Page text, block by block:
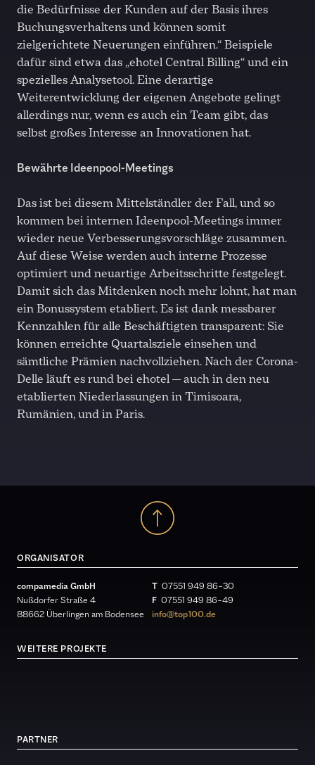
die Bedürfnisse der Kunden auf der Basis ihres
Buchungsverhaltens und können somit
zielgerichtete Neuerungen einführen.“ Beispiele
dafür sind etwa das „ehotel Central Billing“ und ein
spezielles Analysetool. Eine derartige
Weiterentwicklung der eigenen Angebote gelingt
allerdings nur, wenn es auch ein Team gibt, das
selbst großes Interesse an Innovationen hat.
Bewährte Ideenpool-Meetings
Das ist bei diesem Mittelständler der Fall, und so
kommen bei internen Ideenpool-Meetings immer
wieder neue Verbesserungsvorschläge zusammen.
Auf diese Weise werden auch interne Prozesse
optimiert und neuartige Arbeitsschritte festgelegt.
Damit sich das Mitdenken noch mehr lohnt, hat man
ein Bonussystem etabliert. Es ist dank messbarer
Kennzahlen für alle Beschäftigten transparent: Sie
können erreichte Quartalsziele einsehen und
sämtliche Prämien nachvollziehen. Nach der Corona-
Delle läuft es rund bei ehotel — auch in den neu
etablierten Niederlassungen in Timisoara,
Rumänien, und in Paris.
ORGANISATOR
compamedia GmbH
Nußdorfer Straße 4
88662 Überlingen am Bodensee
T 07551 949 86 – 30
F 07551 949 86 – 49
info@top100.de
WEITERE PROJEKTE
PARTNER